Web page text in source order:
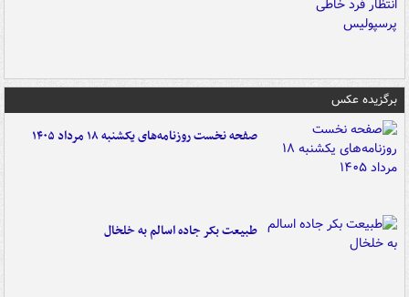
برگزیده عکس
صفحه نخست روزنامه‌های یکشنبه ۱۸ مرداد ۱۴۰۵
طبیعت بکر جاده اسالم به خلخال